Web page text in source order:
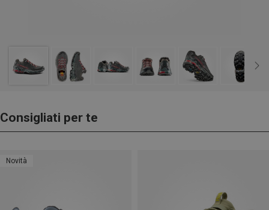
Consigliati per te
Novità